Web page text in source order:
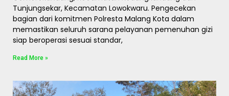
Tunjungsekar, Kecamatan Lowokwaru. Pengecekan
bagian dari komitmen Polresta Malang Kota dalam
memastikan seluruh sarana pelayanan pemenuhan gizi
siap beroperasi sesuai standar,
Read More »